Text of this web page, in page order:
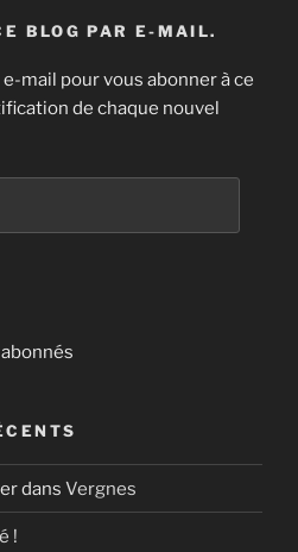
BLOG PAR E-MAIL.
mail pour vous abonner à ce
de chaque nouvel
dans Vergnes
!